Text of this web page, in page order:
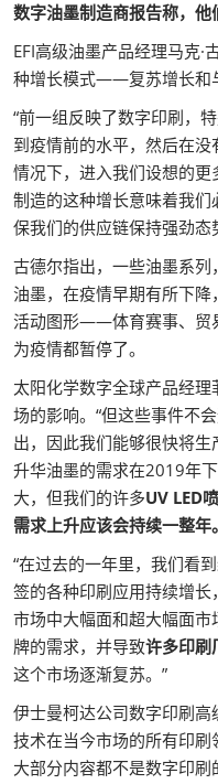
数字油墨制造商报告称，他
EFI高级油墨产品经理马克
种增长模式——复苏增长和
“前一组反映了数字印刷，
到疫情前的水平，然后在
情况下，进入我们设想的更
制造的这种增长意味着我
保我们的供应链保持强劲态
古德尔指出，一些油墨系
油墨，在疫情早期有所下
活动图形——体育赛事、贸
为疫情都暂停了。
太阳化学数字全球产品经
场的影响。“但这些事件不
出，因此我们能够很快将
升华油墨的需求在2019年
大，但我们的许多UV LED
需求上升应该会持续一整年。
“在过去的一年里，我们看
签的各种印刷应用持续增长
市场中大幅面和超大幅面
牌的需求，并导致许多印刷
这个市场逐渐复苏。”
伊士曼柯达公司数字印刷高
技术在当今市场的所有印刷
大部分内容都不是数字印刷